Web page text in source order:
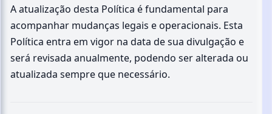
A atualização desta Política é fundamental para
acompanhar mudanças legais e operacionais. Esta
Política entra em vigor na data de sua divulgação e
será revisada anualmente, podendo ser alterada ou
atualizada sempre que necessário.